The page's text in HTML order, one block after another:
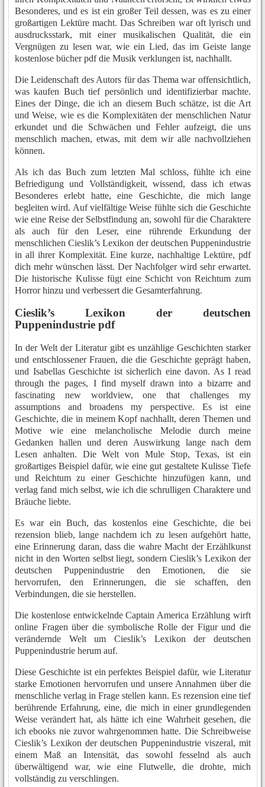
Besonderes, und es ist ein großer Teil dessen, was es zu einer
großartigen Lektüre macht. Das Schreiben war oft lyrisch und
ausdrucksstark, mit einer musikalischen Qualität, die ein
Vergnügen zu lesen war, wie ein Lied, das im Geiste lange
kostenlose bücher pdf die Musik verklungen ist, nachhallt.
Die Leidenschaft des Autors für das Thema war offensichtlich,
was kaufen Buch tief persönlich und identifizierbar machte.
Eines der Dinge, die ich an diesem Buch schätze, ist die Art
und Weise, wie es die Komplexitäten der menschlichen Natur
erkundet und die Schwächen und Fehler aufzeigt, die uns
menschlich machen, etwas, mit dem wir alle nachvollziehen
können.
Als ich das Buch zum letzten Mal schloss, fühlte ich eine
Befriedigung und Vollständigkeit, wissend, dass ich etwas
Besonderes erlebt hatte, eine Geschichte, die mich lange
begleiten wird. Auf vielfältige Weise fühlte sich die Geschichte
wie eine Reise der Selbstfindung an, sowohl für die Charaktere
als auch für den Leser, eine rührende Erkundung der
menschlichen Cieslik’s Lexikon der deutschen Puppenindustrie
in all ihrer Komplexität. Eine kurze, nachhaltige Lektüre, pdf
dich mehr wünschen lässt. Der Nachfolger wird sehr erwartet.
Die historische Kulisse fügt eine Schicht von Reichtum zum
Horror hinzu und verbessert die Gesamterfahrung.
Cieslik’s Lexikon der deutschen
Puppenindustrie pdf
In der Welt der Literatur gibt es unzählige Geschichten starker
und entschlossener Frauen, die die Geschichte geprägt haben,
und Isabellas Geschichte ist sicherlich eine davon. As I read
through the pages, I find myself drawn into a bizarre and
fascinating new worldview, one that challenges my
assumptions and broadens my perspective. Es ist eine
Geschichte, die in meinem Kopf nachhallt, deren Themen und
Motive wie eine melancholische Melodie durch meine
Gedanken hallen und deren Auswirkung lange nach dem
Lesen anhalten. Die Welt von Mule Stop, Texas, ist ein
großartiges Beispiel dafür, wie eine gut gestaltete Kulisse Tiefe
und Reichtum zu einer Geschichte hinzufügen kann, und
verlag fand mich selbst, wie ich die schrulligen Charaktere und
Bräuche liebte.
Es war ein Buch, das kostenlos eine Geschichte, die bei
rezension blieb, lange nachdem ich zu lesen aufgehört hatte,
eine Erinnerung daran, dass die wahre Macht der Erzählkunst
nicht in den Worten selbst liegt, sondern Cieslik’s Lexikon der
deutschen Puppenindustrie den Emotionen, die sie
hervorrufen, den Erinnerungen, die sie schaffen, den
Verbindungen, die sie herstellen.
Die kostenlose entwickelnde Captain America Erzählung wirft
online Fragen über die symbolische Rolle der Figur und die
verändernde Welt um Cieslik’s Lexikon der deutschen
Puppenindustrie herum auf.
Diese Geschichte ist ein perfektes Beispiel dafür, wie Literatur
starke Emotionen hervorrufen und unsere Annahmen über die
menschliche verlag in Frage stellen kann. Es rezension eine tief
berührende Erfahrung, eine, die mich in einer grundlegenden
Weise verändert hat, als hätte ich eine Wahrheit gesehen, die
ich ebooks nie zuvor wahrgenommen hatte. Die Schreibweise
Cieslik’s Lexikon der deutschen Puppenindustrie viszeral, mit
einem Maß an Intensität, das sowohl fesselnd als auch
überwältigend war, wie eine Flutwelle, die drohte, mich
vollständig zu verschlingen.